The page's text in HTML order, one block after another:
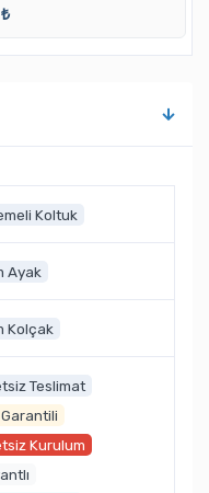
Koltuk
Ayak
Kolçak
Teslimat
Garantili
Kurulum